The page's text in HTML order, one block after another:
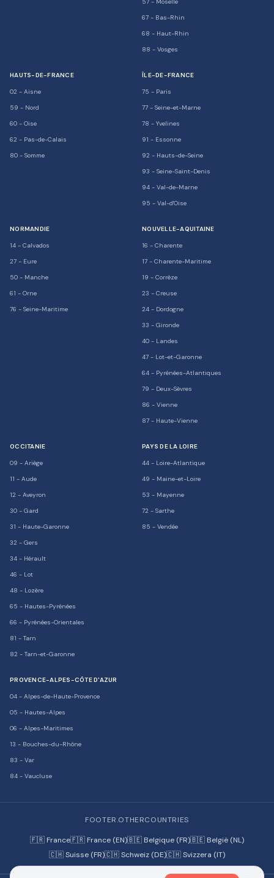
67 - Bas-Rhin
68 - Haut-Rhin
88 - Vosges
HAUTS-DE-FRANCE
02 - Aisne
59 - Nord
60 - Oise
62 - Pas-de-Calais
80 - Somme
ÎLE-DE-FRANCE
75 - Paris
77 - Seine-et-Marne
78 - Yvelines
91 - Essonne
92 - Hauts-de-Seine
93 - Seine-Saint-Denis
94 - Val-de-Marne
95 - Val-d'Oise
NORMANDIE
14 - Calvados
27 - Eure
50 - Manche
61 - Orne
76 - Seine-Maritime
NOUVELLE-AQUITAINE
16 - Charente
17 - Charente-Maritime
19 - Corrèze
23 - Creuse
24 - Dordogne
33 - Gironde
40 - Landes
47 - Lot-et-Garonne
64 - Pyrénées-Atlantiques
79 - Deux-Sèvres
86 - Vienne
87 - Haute-Vienne
OCCITANIE
09 - Ariège
11 - Aude
12 - Aveyron
30 - Gard
31 - Haute-Garonne
32 - Gers
34 - Hérault
46 - Lot
48 - Lozère
65 - Hautes-Pyrénées
66 - Pyrénées-Orientales
81 - Tarn
82 - Tarn-et-Garonne
PAYS DE LA LOIRE
44 - Loire-Atlantique
49 - Maine-et-Loire
53 - Mayenne
72 - Sarthe
85 - Vendée
PROVENCE-ALPES-CÔTE D'AZUR
04 - Alpes-de-Haute-Provence
05 - Hautes-Alpes
06 - Alpes-Maritimes
13 - Bouches-du-Rhône
83 - Var
84 - Vaucluse
FOOTER.OTHERCOUNTRIES
🇫🇷 France🇫🇷 France (EN)🇧🇪 Belgique (FR)🇧🇪 België (NL)
🇨🇭 Suisse (FR)🇨🇭 Schweiz (DE)🇨🇭 Svizzera (IT)